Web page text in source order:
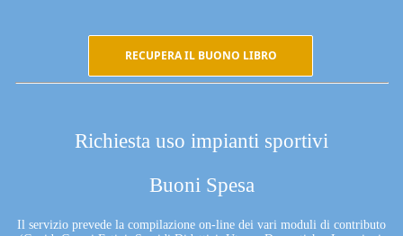
RECUPERA IL BUONO LIBRO
Richiesta uso impianti sportivi
Buoni Spesa
Il servizio prevede la compilazione on-line dei vari moduli di contributo